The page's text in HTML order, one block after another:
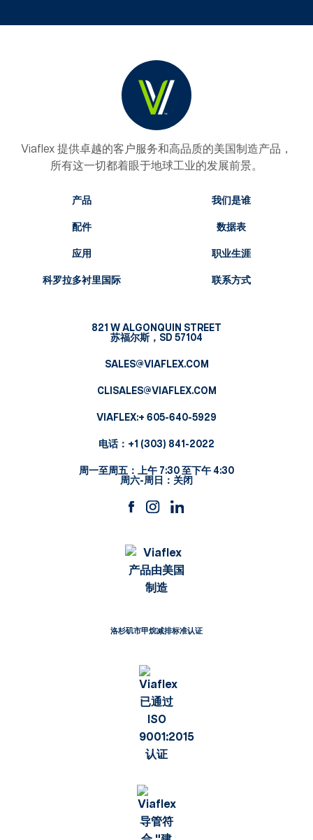
Viaflex 提供卓越的客户服务和高品质的美国制造产品，
所有这一切都着眼于地球工业的发展前景。
产品
配件
应用
科罗拉多衬里国际
我们是谁
数据表
职业生涯
联系方式
821 W ALGONQUIN STREET
苏福尔斯，SD 57104
SALES@VIAFLEX.COM
CLISALES@VIAFLEX.COM
VIAFLEX:+ 605-640-5929
电话： +1 (303) 841-2022
周一至周五：上午 7:30 至下午 4:30
周六-周日：关闭
洛杉矶市甲烷减排标准认证